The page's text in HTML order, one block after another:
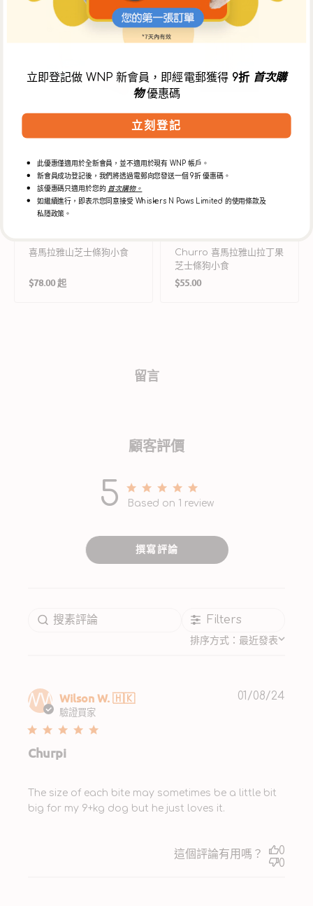
條
食
喜馬拉雅山芝士條狗小食
定
$78.00 起
馬
拉
雅
丁
果
士
條
小
食
Churro 喜馬拉雅山拉丁果
芝士條狗小食
定
$55.00
留言
顧客評價
5 5 out of 5 stars 1 total reviews
Based on 1 review
撰寫評論
Filters
排序方式： 最近發表
WW Wilson W. 🇭🇰
驗證買家
Churpi
The size of each bite may sometimes be a little bit
big for my 9+kg dog but he just loves it.
01/08/24
這個評論有用嗎？
0
0
立即登記做 WNP 新會員，即經電郵獲得 9折 首次購
物優惠碼
立刻登記
此優惠僅適用於全新會員，並不適用於現有 WNP 帳戶。
新會員成功登記後，我們將透過電郵向您發送一個 9折 優惠碼。
該優惠碼只適用於您的 首次購物。
如繼續進行，即表示您同意接受 Whiskers N Paws Limited 的使用條款及
私隱政策。